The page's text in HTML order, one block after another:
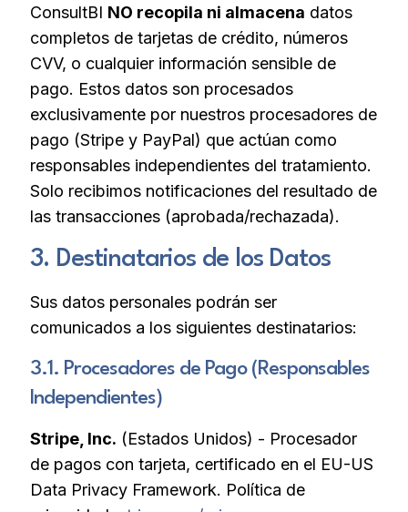
ConsultBI NO recopila ni almacena datos
completos de tarjetas de crédito, números
CVV, o cualquier información sensible de
pago. Estos datos son procesados
exclusivamente por nuestros procesadores de
pago (Stripe y PayPal) que actúan como
responsables independientes del tratamiento.
Solo recibimos notificaciones del resultado de
las transacciones (aprobada/rechazada).
3. Destinatarios de los Datos
Sus datos personales podrán ser
comunicados a los siguientes destinatarios:
3.1. Procesadores de Pago (Responsables
Independientes)
Stripe, Inc. (Estados Unidos) - Procesador
de pagos con tarjeta, certificado en el EU-US
Data Privacy Framework. Política de